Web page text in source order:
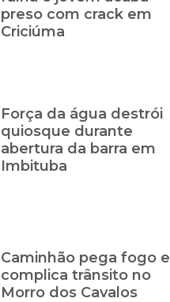
preso com crack em
Criciúma
Força da água destrói
quiosque durante
abertura da barra em
Imbituba
Caminhão pega fogo e
complica trânsito no
Morro dos Cavalos